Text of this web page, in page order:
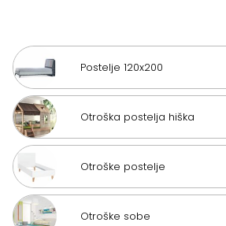
Postelje 120x200
Otroška postelja hiška
Otroške postelje
Otroške sobe